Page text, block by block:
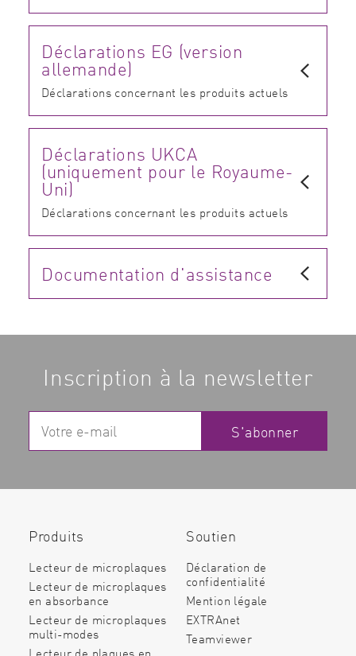
Déclarations EG (version
allemande)
Déclarations concernant les produits actuels
Déclarations UKCA
(uniquement pour le Royaume-
Uni)
Déclarations concernant les produits actuels
Documentation d'assistance
Inscription à la newsletter
S'abonner
Produits
Lecteur de microplaques
Lecteur de microplaques
en absorbance
Lecteur de microplaques
multi-modes
Soutien
Déclaration de
confidentialité
Mention légale
EXTRAnet
Teamviewer